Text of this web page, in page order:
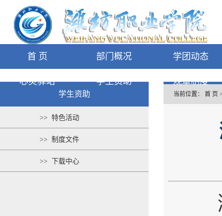
首 页 部门概况 学团动态
心灵驿站 学生资助 规章制度
学生资助
>> 特色活动
>> 制度文件
>> 下载中心
当前位置： 首 页